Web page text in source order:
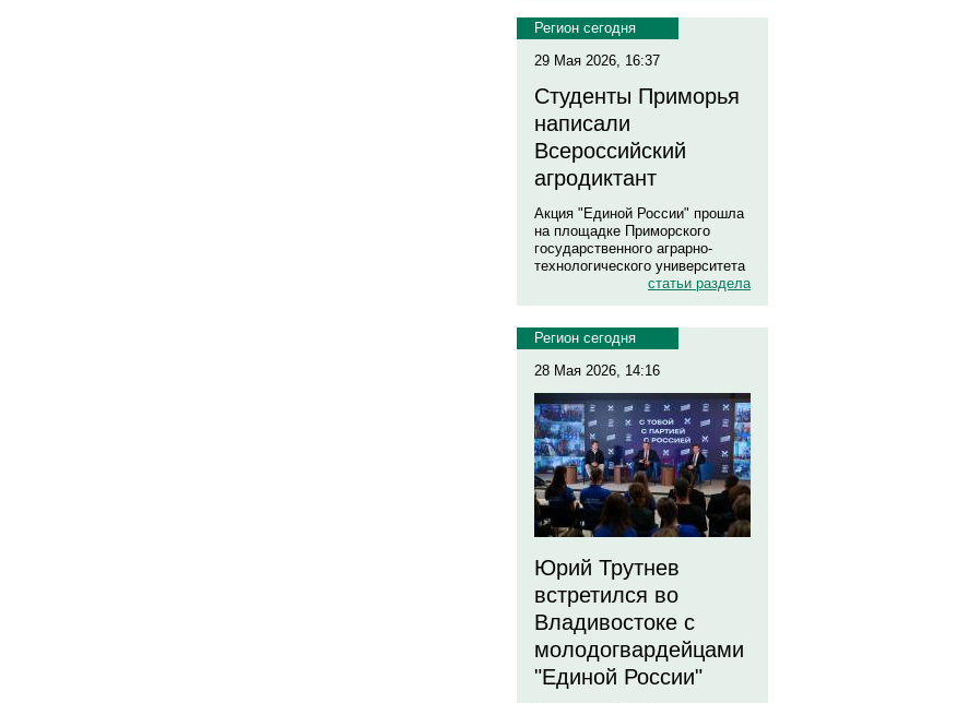
Регион сегодня
29 Мая 2026, 16:37
Студенты Приморья
написали
Всероссийский
агродиктант
Акция "Единой России" прошла
на площадке Приморского
государственного аграрно-
технологического университета
статьи раздела
Регион сегодня
28 Мая 2026, 14:16
Юрий Трутнев
встретился во
Владивостоке с
молодогвардейцами
"Единой России"